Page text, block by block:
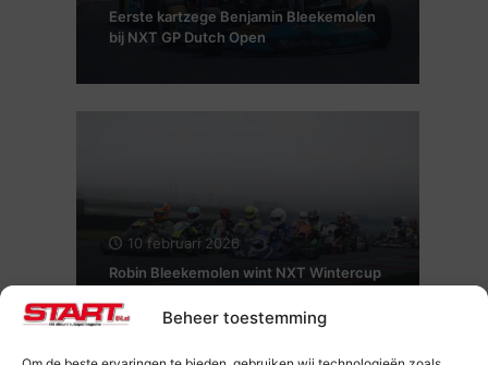
Beheer toestemming
Eerste kartzege Benjamin Bleekemolen
bij NXT GP Dutch Open
10 februari 2026
Robin Bleekemolen wint NXT Wintercup